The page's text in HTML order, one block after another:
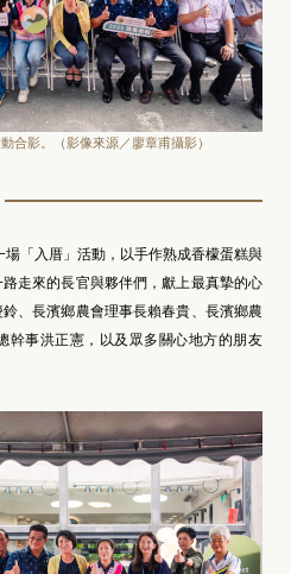
合影。（影像來源／廖章甫攝影）
「入厝」活動，以手作熟成香檬蛋糕與
走來的長官與夥伴們，獻上最真摯的心
、長濱鄉農會理事長賴春貴、長濱鄉農
幹事洪正憲，以及眾多關心地方的朋友